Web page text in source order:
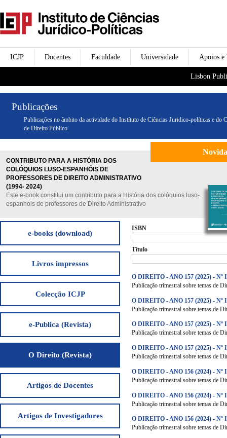
principal
icjp
menu-institucional Apoios e
Universidade
Faculdade
Docentes
ICJP
Lisbon
Publicações
Publicações no âmbito da actividade do Instítuto de Ciências Juridico-políticas e do
de Direito Público
CONTRIBUTO PARA A HISTÓRIA DOS
COLÓQUIOS LUSO-ESPANHÓIS DE
PROFESSORES DE DIREITO ADMINISTRATIVO
(1994- 2024)
Este e-book constitui um contributo para a História dos colóquios luso-
espanhois de professores de Direito Administrativo
e-books (download)
Livros impressos
Colecção ICJP
e-Publica (Revista)
O Direito (Revista)
Artigos de Docentes
Artigos de Investigadores
ISBN
Título
O DIREITO - ANO 157 (2025) - Nº
Publicação trimestral sobre temas de
O DIREITO - ANO 157 (2025) - Nº
Publicação trimestral sobre temas de
O DIREITO - ANO 157 (2025) - Nº
Publicação trimestral sobre temas de
O DIREITO - ANO 157 (2025) - Nº I
Publicação trimestral sobre temas de
O DIREITO - ANO 156 (2024) - Nº
Publicação trimestral sobre temas de
O DIREITO - ANO 156 (2024) - Nº
Publicação trimestral sobre temas de
O DIREITO - ANO 156 (2024) - Nº
Publicação trimestral sobre temas de